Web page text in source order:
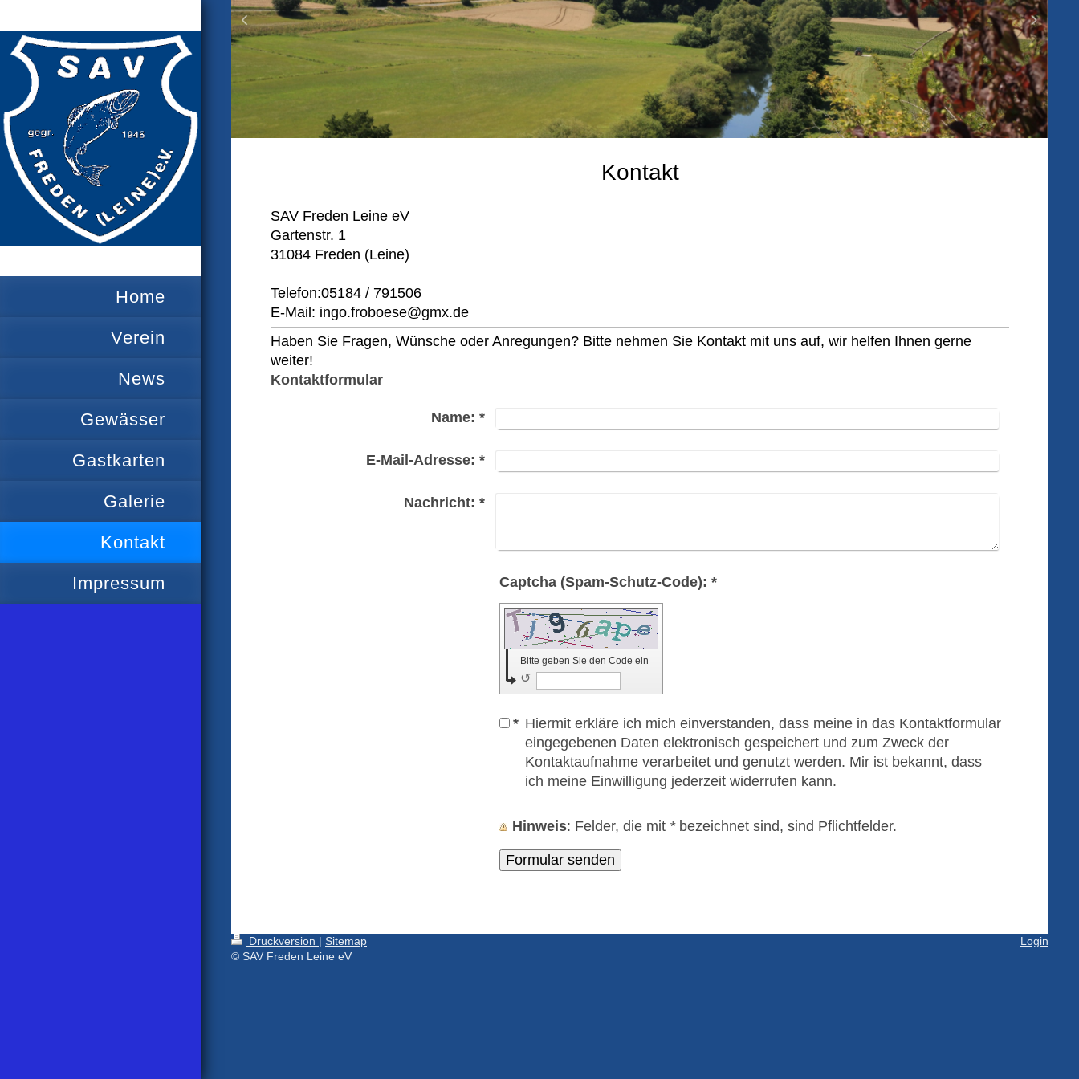
Home
Verein
News
Gewässer
Gastkarten
Galerie
Kontakt
Impressum
Kontakt
SAV Freden Leine eV
Gartenstr. 1
31084 Freden (Leine)
Telefon:05184 / 791506
E-Mail: ingo.froboese@gmx.de
Haben Sie Fragen, Wünsche oder Anregungen? Bitte nehmen Sie Kontakt mit uns auf, wir helfen Ihnen gerne
weiter!
Kontaktformular
Name: *
E-Mail-Adresse: *
Nachricht: *
Captcha (Spam-Schutz-Code): *
Bitte geben Sie den Code ein
↺
* Hiermit erkläre ich mich einverstanden, dass meine in das Kontaktformular
eingegebenen Daten elektronisch gespeichert und zum Zweck der
Kontaktaufnahme verarbeitet und genutzt werden. Mir ist bekannt, dass
ich meine Einwilligung jederzeit widerrufen kann.
Hinweis : Felder, die mit *bezeichnet sind, sind Pflichtfelder.
Druckversion | Sitemap
© SAV Freden Leine eV
Login